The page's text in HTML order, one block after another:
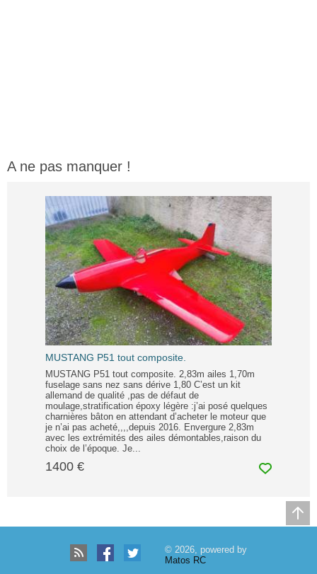
A ne pas manquer !
MUSTANG P51 tout composite.
MUSTANG P51 tout composite. 2,83m ailes 1,70m
fuselage sans nez sans dérive 1,80 C’est un kit
allemand de qualité ,pas de défaut de
moulage,stratification époxy légère :j’ai posé quelques
charnières bâton en attendant d’acheter le moteur que
je n’ai pas acheté,,,,depuis 2016. Envergure 2,83m
avec les extrémités des ailes démontables,raison du
choix de l’époque. Je...
1400 €
© 2026, powered by
Matos RC